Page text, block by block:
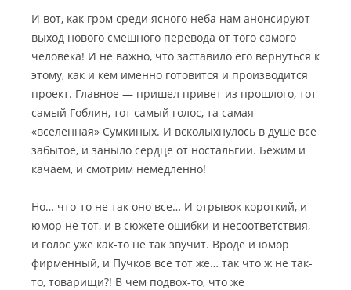
И вот, как гром среди ясного неба нам анонсируют
выход нового смешного перевода от того самого
человека! И не важно, что заставило его вернуться к
этому, как и кем именно готовится и производится
проект. Главное — пришел привет из прошлого, тот
самый Гоблин, тот самый голос, та самая
«вселенная» Сумкиных. И всколыхнулось в душе все
забытое, и заныло сердце от ностальгии. Бежим и
качаем, и смотрим немедленно!
Но… что-то не так оно все… И отрывок короткий, и
юмор не тот, и в сюжете ошибки и несоответствия,
и голос уже как-то не так звучит. Вроде и юмор
фирменный, и Пучков все тот же… так что ж не так-
то, товарищи?! В чем подвох-то, что же